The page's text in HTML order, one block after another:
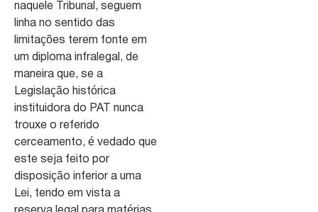
naquele Tribunal, seguem
linha no sentido das
limitações terem fonte em
um diploma infralegal, de
maneira que, se a
Legislação histórica
instituidora do PAT nunca
trouxe o referido
cerceamento, é vedado que
este seja feito por
disposição inferior a uma
Lei, tendo em vista a